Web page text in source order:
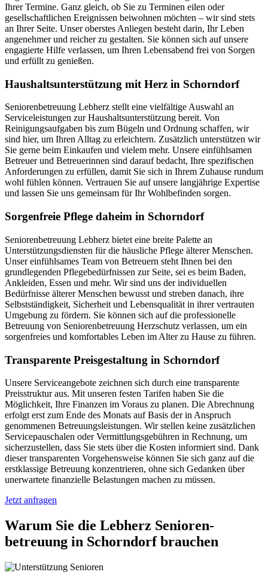
Ihrer Termine. Ganz gleich, ob Sie zu Terminen eilen oder
gesellschaftlichen Ereignissen beiwohnen möchten – wir sind stets
an Ihrer Seite. Unser oberstes Anliegen besteht darin, Ihr Leben
angenehmer und reicher zu gestalten. Sie können sich auf unsere
engagierte Hilfe verlassen, um Ihren Lebensabend frei von Sorgen
und erfüllt zu genießen.
Haushalts­unterstützung mit Herz in Schorndorf
Seniorenbetreuung Lebherz stellt eine vielfältige Auswahl an
Serviceleistungen zur Haushaltsunterstützung bereit. Von
Reinigungsaufgaben bis zum Bügeln und Ordnung schaffen, wir
sind hier, um Ihren Alltag zu erleichtern. Zusätzlich unterstützen wir
Sie gerne beim Einkaufen und vielem mehr. Unsere einfühlsamen
Betreuer und Betreuerinnen sind darauf bedacht, Ihre spezifischen
Anforderungen zu erfüllen, damit Sie sich in Ihrem Zuhause rundum
wohl fühlen können. Vertrauen Sie auf unsere langjährige Expertise
und lassen Sie uns gemeinsam für Ihr Wohlbefinden sorgen.
Sorgenfreie Pflege daheim in Schorndorf
Seniorenbetreuung Lebherz bietet eine breite Palette an
Unterstützungsdiensten für die häusliche Pflege älterer Menschen.
Unser einfühlsames Team von Betreuern steht Ihnen bei den
grundlegenden Pflegebedürfnissen zur Seite, sei es beim Baden,
Ankleiden, Essen und mehr. Wir sind uns der individuellen
Bedürfnisse älterer Menschen bewusst und streben danach, ihre
Selbstständigkeit, Sicherheit und Lebensqualität in ihrer vertrauten
Umgebung zu fördern. Sie können sich auf die professionelle
Betreuung von Seniorenbetreuung Herzschutz verlassen, um ein
sorgenfreies und komfortables Leben im Alter zu Hause zu führen.
Transparente Preisgestaltung in Schorndorf
Unsere Serviceangebote zeichnen sich durch eine transparente
Preisstruktur aus. Mit unseren festen Tarifen haben Sie die
Möglichkeit, Ihre Finanzen im Voraus zu planen. Die Abrechnung
erfolgt erst zum Ende des Monats auf Basis der in Anspruch
genommenen Betreuungsleistungen. Wir stellen keine zusätzlichen
Servicepauschalen oder Vermittlungsgebühren in Rechnung, um
sicherzustellen, dass Sie stets über die Kosten informiert sind. Dank
dieser transparenten Vorgehensweise können Sie sich ganz auf die
erstklassige Betreuung konzentrieren, ohne sich Gedanken über
unerwartete finanzielle Belastungen machen zu müssen.
Jetzt anfragen
Warum Sie die Lebherz Senioren­
betreuung in Schorndorf brauchen